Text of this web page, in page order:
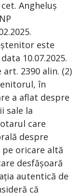
Angheluș
este
10.07.2025.
2390 alin. (2)
în
a aflat despre
sale la
care
despre
oricare altă
desfășoară
autentică de
că